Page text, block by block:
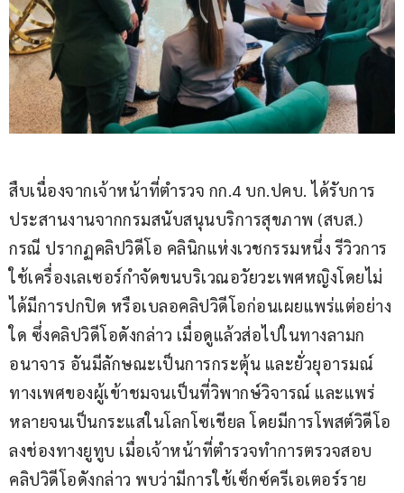
สืบเนื่องจากเจ้าหน้าที่ตำรวจ กก.4 บก.ปคบ. ได้รับการ
ประสานงานจากกรมสนับสนุนบริการสุขภาพ (สบส.)
กรณี ปรากฏคลิปวิดีโอ คลินิกแห่งเวชกรรมหนึ่ง รีวิวการ
ใช้เครื่องเลเซอร์กำจัดขนบริเวณอวัยวะเพศหญิงโดยไม่
ได้มีการปกปิด หรือเบลอคลิปวิดีโอก่อนเผยแพร่แต่อย่าง
ใด ซึ่งคลิปวิดีโอดังกล่าว เมื่อดูแล้วส่อไปในทางลามก
อนาจาร อันมีลักษณะเป็นการกระตุ้น และยั่วยุอารมณ์
ทางเพศของผู้เข้าชมจนเป็นที่วิพากษ์วิจารณ์ และแพร่
หลายจนเป็นกระแสในโลกโซเชียล โดยมีการโพสต์วิดีโอ
ลงช่องทางยูทูบ เมื่อเจ้าหน้าที่ตำรวจทำการตรวจสอบ
คลิปวิดีโอดังกล่าว พบว่ามีการใช้เซ็กซ์ครีเอเตอร์ราย